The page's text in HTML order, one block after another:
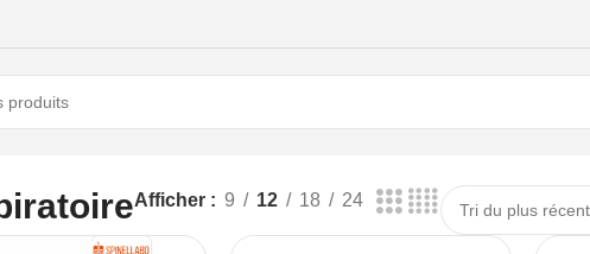
Afficher 9 12 18 24